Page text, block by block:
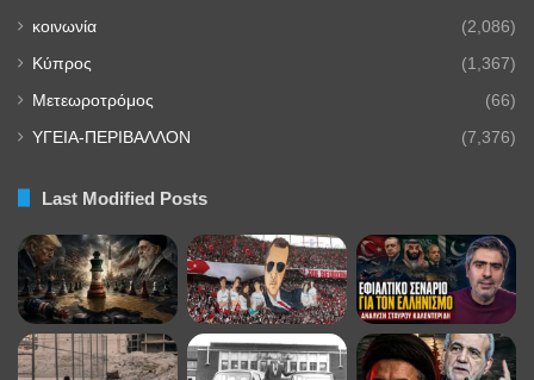
κοινωνία (2,086)
Κύπρος (1,367)
Μετεωροτρόμος (66)
ΥΓΕΙΑ-ΠΕΡΙΒΑΛΛΟΝ (7,376)
Last Modified Posts